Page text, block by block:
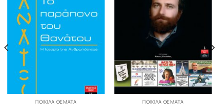
ΠΟΙΚΊΛΑ ΘΈΜΑΤΑ ΠΟΙΚΊΛΑ ΘΈΜΑΤΑ